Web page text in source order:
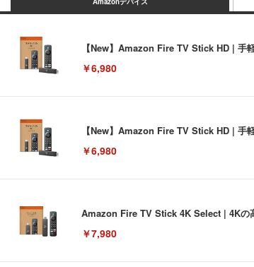
【New】Amazon Fire TV Stick HD | 手
￥6,980
【New】Amazon Fire TV Stick HD | 手
￥6,980
Amazon Fire TV Stick 4K Select | 4Kの
￥7,980